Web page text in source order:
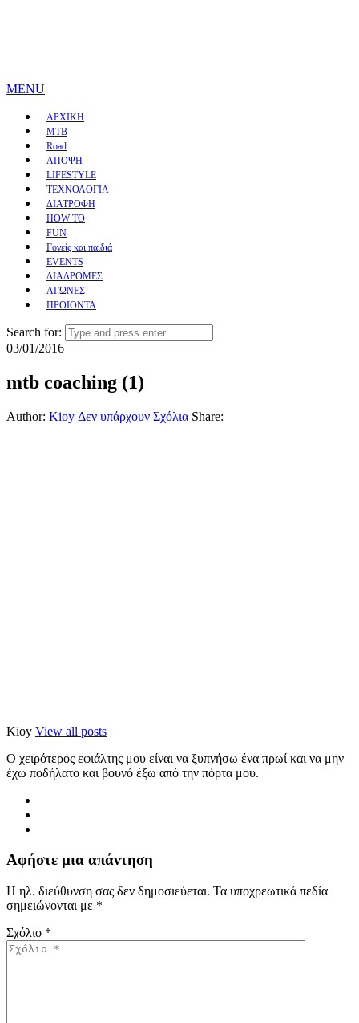
MENU
ΑΡΧΙΚΗ
MTB
Road
ΑΠΟΨΗ
LIFESTYLE
ΤΕΧΝΟΛΟΓΙΑ
ΔΙΑΤΡΟΦΗ
HOW TO
FUN
Γονείς και παιδιά
EVENTS
ΔΙΑΔΡΟΜΕΣ
ΑΓΩΝΕΣ
ΠΡΟΪΟΝΤΑ
Search for:
03/01/2016
mtb coaching (1)
Author: Kioy Δεν υπάρχουν Σχόλια Share:
Kioy View all posts
Ο χειρότερος εφιάλτης μου είναι να ξυπνήσω ένα πρωί και να μην
έχω ποδήλατο και βουνό έξω από την πόρτα μου.
Αφήστε μια απάντηση
Η ηλ. διεύθυνση σας δεν δημοσιεύεται. Τα υποχρεωτικά πεδία
σημειώνονται με *
Σχόλιο *